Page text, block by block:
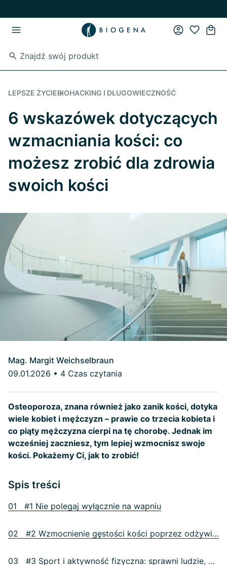
LEPSZE ŻYCIEBIOHACKING I DŁUGOWIECZNOŚĆ
6 wskazówek dotyczących
wzmacniania kości: co
możesz zrobić dla zdrowia
swoich kości
Mag. Margit Weichselbraun
09.01.2026 • 4 Czas czytania
Osteoporoza, znana również jako zanik kości, dotyka
wiele kobiet i mężczyzn – prawie co trzecia kobieta i
co piąty mężczyzna cierpi na tę chorobę. Jednak im
wcześniej zaczniesz, tym lepiej wzmocnisz swoje
kości. Pokażemy Ci, jak to zrobić!
Spis treści
01 #1 Nie polegaj wyłącznie na wapniu
02 #2 Wzmocnienie gęstości kości poprzez odżywianie
03 #3 Sport i aktywność fizyczna: sprawni ludzie, mocne kości